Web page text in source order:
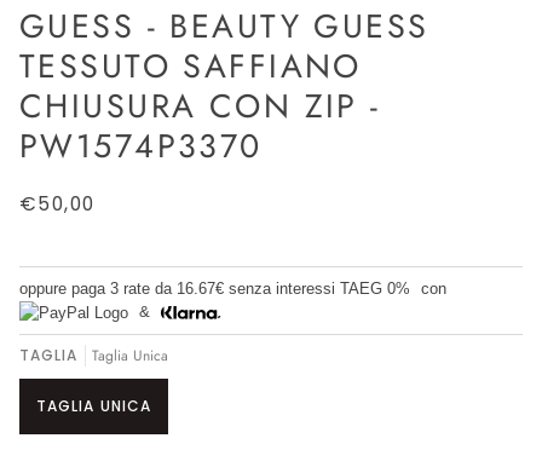
GUESS - BEAUTY GUESS
TESSUTO SAFFIANO
CHIUSURA CON ZIP -
PW1574P3370
€50,00
oppure paga 3 rate da 16.67€ senza interessi TAEG 0%
con
&
TAGLIA Taglia Unica
TAGLIA UNICA